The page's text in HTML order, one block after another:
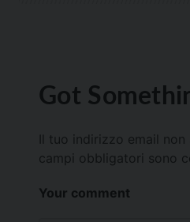
Got
Il tuo indirizzo email
campi obbligatori sono
Your comment